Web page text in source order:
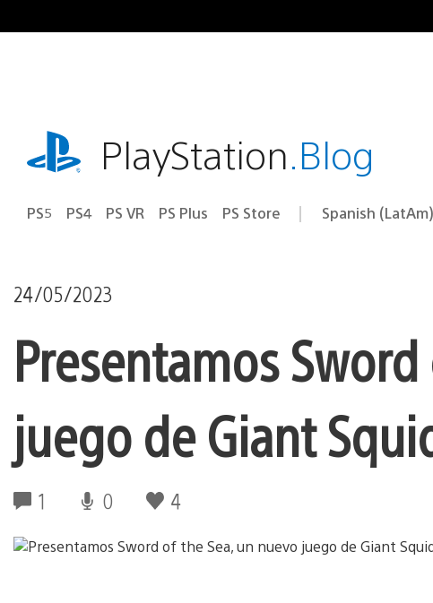
al
playstation.comPlayStation.Blog
PS5 PS4 PS VR PS Plus PS Store Elige
Región
Spanish (LatAm)
24/05/2023
Presentamos
juego de Giant
1 0 4